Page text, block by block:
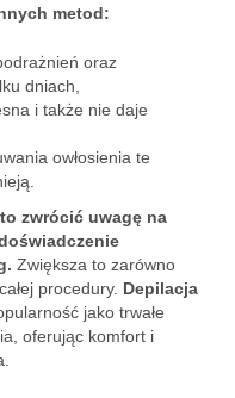
metod:
oraz
dniach,
i także nie daje
owłosienia te
zwrócić uwagę na
Zwiększa to zarówno
procedury. Depilacja
jako trwałe
oferując komfort i